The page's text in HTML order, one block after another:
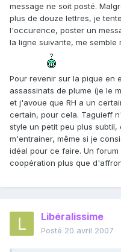
message ne soit posté.
plus de douze lettres, je
l'occurence, poster un
la ligne suivante, me semble
Pour revenir sur la pique en
assassinats de plume (je le
et j'avoue que RH a un
certain, pour cela. Taguieff
style un petit peu plus
m'entrainer, même si je
idéal pour ce faire. Un
coopération plus que
Libéralissime
Posté 20 avril 2007